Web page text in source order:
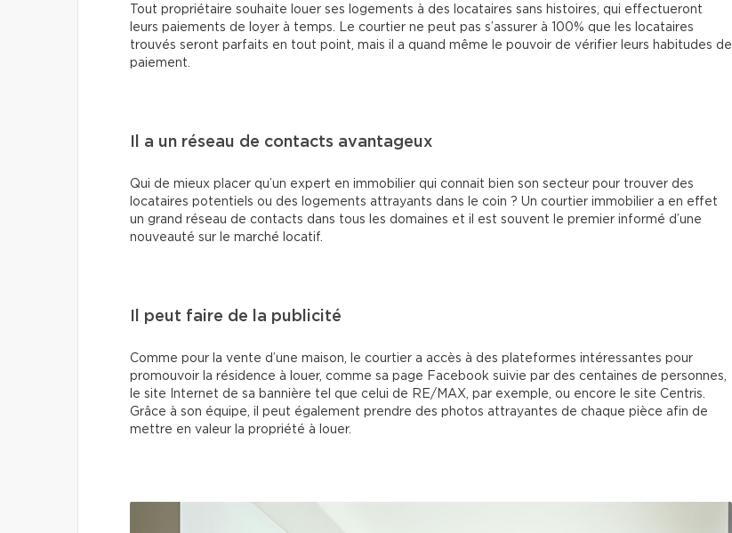
Tout propriétaire souhaite louer ses logements à des locataires sans histoires, qui effectueront
leurs paiements de loyer à temps. Le courtier ne peut pas s’assurer à 100% que les locataires
trouvés seront parfaits en tout point, mais il a quand même le pouvoir de vérifier leurs habitudes de
paiement.
Il a un réseau de contacts avantageux
Qui de mieux placer qu’un expert en immobilier qui connait bien son secteur pour trouver des
locataires potentiels ou des logements attrayants dans le coin ? Un courtier immobilier a en effet
un grand réseau de contacts dans tous les domaines et il est souvent le premier informé d’une
nouveauté sur le marché locatif.
Il peut faire de la publicité
Comme pour la vente d’une maison, le courtier a accès à des plateformes intéressantes pour
promouvoir la résidence à louer, comme sa page Facebook suivie par des centaines de personnes,
le site Internet de sa bannière tel que celui de RE/MAX, par exemple, ou encore le site Centris.
Grâce à son équipe, il peut également prendre des photos attrayantes de chaque pièce afin de
mettre en valeur la propriété à louer.